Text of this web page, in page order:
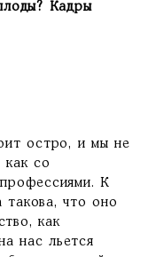
Кадры
остро, и мы не
как со
К
такова, что оно
как
нас льется